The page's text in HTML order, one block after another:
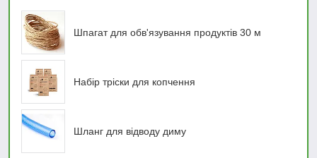
Шпагат для обв'язування продуктів 30 м
Набір тріски для копчення
Шланг для відводу диму